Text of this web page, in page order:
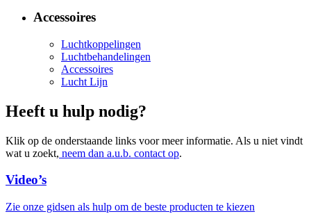
Accessoires
Luchtkoppelingen
Luchtbehandelingen
Accessoires
Lucht Lijn
Heeft u hulp nodig?
Klik op de onderstaande links voor meer informatie. Als u niet vindt
wat u zoekt, neem dan a.u.b. contact op.
Video’s
Zie onze gidsen als hulp om de beste producten te kiezen